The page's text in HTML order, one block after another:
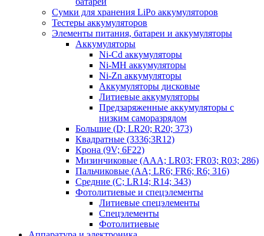
Сумки для хранения LiPo аккумуляторов
Тестеры аккумуляторов
Элементы питания, батареи и аккумуляторы
Аккумуляторы
Ni-Cd аккумуляторы
Ni-MH аккумуляторы
Ni-Zn аккумуляторы
Аккумуляторы дисковые
Литиевые аккумуляторы
Предзаряженные аккумуляторы с
низким саморазрядом
Большие (D; LR20; R20; 373)
Квадратные (3336;3R12)
Крона (9V; 6F22)
Мизинчиковые (AAA; LR03; FR03; R03; 286)
Пальчиковые (AA; LR6; FR6; R6; 316)
Средние (C; LR14; R14; 343)
Фотолитиевые и спецэлементы
Литиевые спецэлементы
Спецэлементы
Фотолитиевые